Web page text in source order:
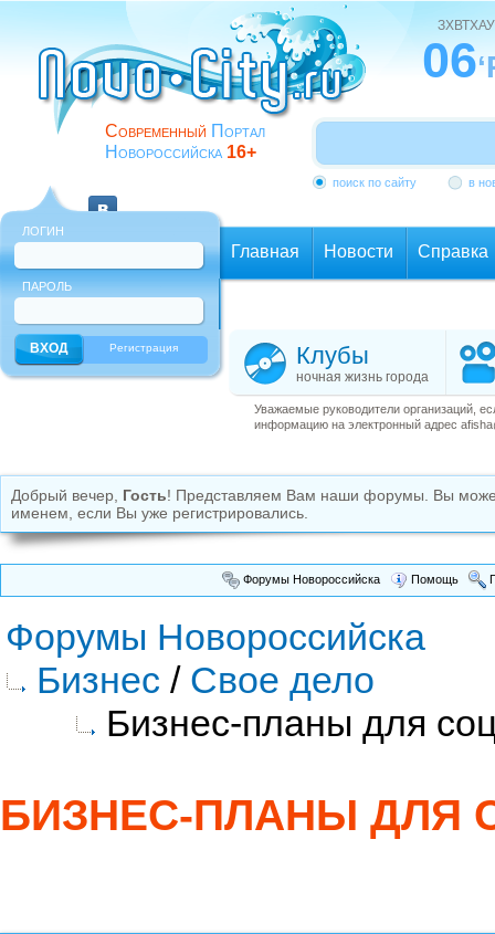
Современный Портал
Новороссийска 16+
ЗХВТХАУ
06
поиск по сайту в
ЛОГИН
ПАРОЛЬ
Регистрация
Главная Новости Справка
Клубы
ночная жизнь города
Уважаемые руководители организаций,
информацию на электронный адрес
Добрый вечер, Гость! Представляем Вам наши форумы. Вы
именем, если Вы уже регистрировались.
Форумы Новороссийска Помощь
Форумы Новороссийска
Бизнес / Свое дело
Бизнес-планы для
БИЗНЕС-ПЛАНЫ ДЛЯ